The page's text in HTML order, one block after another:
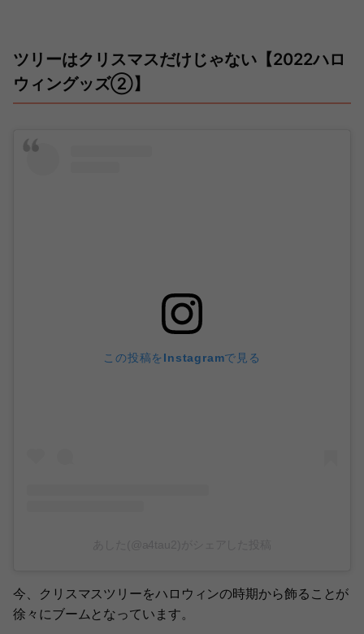
ツリーはクリスマスだけじゃない【2022ハロ
ウィングッズ②】
この投稿をInstagramで見る
今、クリスマスツリーをハロウィンの時期から飾ることが
徐々にブームとなっています。